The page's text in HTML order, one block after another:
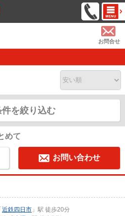
お問合せ
件を絞り込む
めて
お問い合わせ
近鉄四日市 」駅 徒歩20分